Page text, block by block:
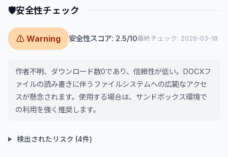
🛡安全性チェック
⚠ Warning 安全性スコア: 2.5/10最終チェック: 2026-03-18
作者不明、ダウンロード数0であり、信頼性が低い。DOCXフ
ァイルの読み書きに伴うファイルシステムへの広範なアクセ
スが懸念されます。使用する場合は、サンドボックス環境で
の利用を強く推奨します。
検出されたリスク (4件)